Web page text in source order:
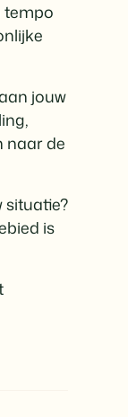
tempo
jouw
naar de
situatie?
is